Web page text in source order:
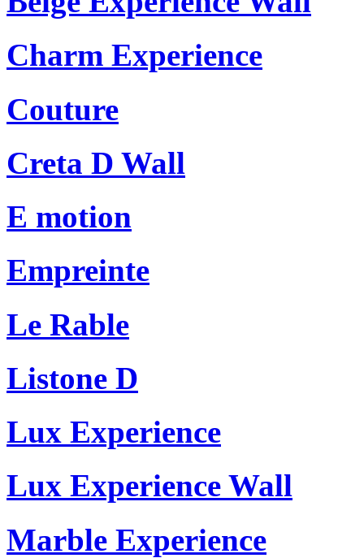
Charm Experience
Couture
Creta D Wall
E motion
Empreinte
Le Rable
Listone D
Lux Experience
Lux Experience Wall
Marble Experience